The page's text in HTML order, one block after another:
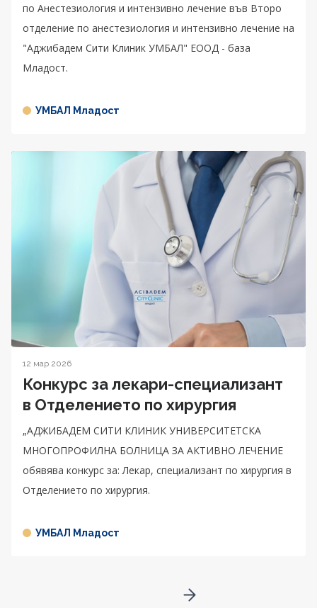
по Анестезиология и интензивно лечение във Второ
отделение по анестезиология и интензивно лечение на
"Аджибадем Сити Клиник УМБАЛ" ЕООД - база
Младост.
УМБАЛ Младост
12 мар 2026
Конкурс за лекари-специализант
в Отделението по хирургия
„АДЖИБАДЕМ СИТИ КЛИНИК УНИВЕРСИТЕТСКА
МНОГОПРОФИЛНА БОЛНИЦА ЗА АКТИВНО ЛЕЧЕНИЕ
обявява конкурс за: Лекар, специализант по хирургия в
Отделението по хирургия.
УМБАЛ Младост
Go to next page